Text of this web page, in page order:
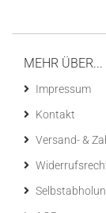
MEHR ÜBER...
Impressum
Kontakt
Versand- &